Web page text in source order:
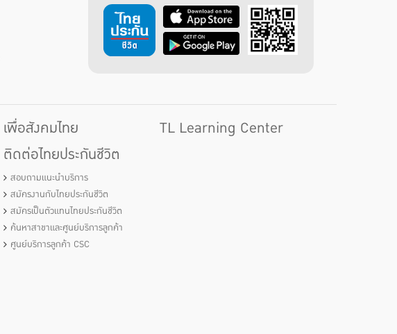
เพื่อสังคมไทย
ติดต่อไทยประกันชีวิต
สอบถามแนะนำบริการ
สมัครงานกับไทยประกันชีวิต
สมัครเป็นตัวแทนไทยประกันชีวิต
ค้นหาสาขาและศูนย์บริการลูกค้า
ศูนย์บริการลูกค้า CSC
TL Learning Center